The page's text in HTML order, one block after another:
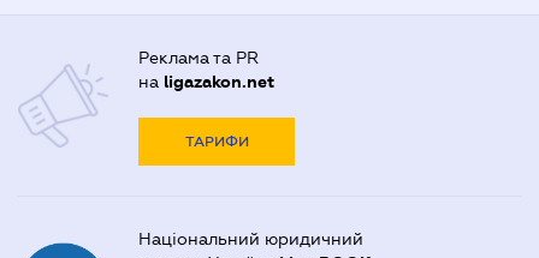
Реклама та PR
на ligazakon.net
ТАРИФИ
Національний юридичний